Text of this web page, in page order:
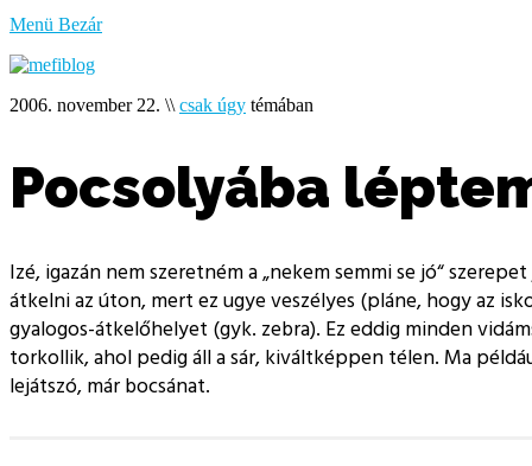
a
Menü Bezár
2006. november 22. \\ csak úgy témában
Pocsolyába
Izé, igazán nem szeretném a nekem semmi se jó szerepet
átkelni az úton, mert ez ugye veszélyes (pláne, hogy az
gyalogos-átkelőhelyet (gyk. zebra). Ez eddig minden
torkollik, ahol pedig áll a sár, kiváltképpen télen. Ma
lejátszó, már bocsánat.